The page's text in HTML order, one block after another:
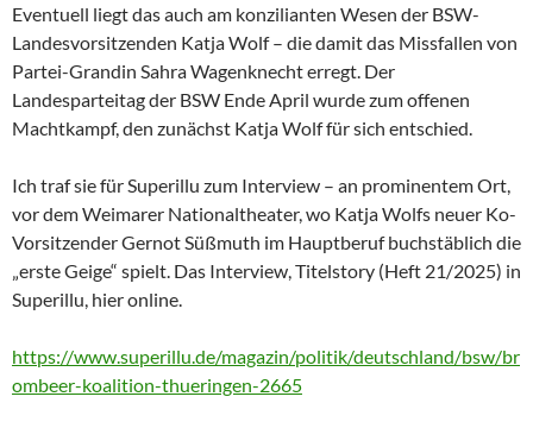
Eventuell liegt das auch am konzilianten Wesen der BSW-
Landesvorsitzenden Katja Wolf – die damit das Missfallen von
Partei-Grandin Sahra Wagenknecht erregt. Der
Landesparteitag der BSW Ende April wurde zum offenen
Machtkampf, den zunächst Katja Wolf für sich entschied.
Ich traf sie für Superillu zum Interview – an prominentem Ort,
vor dem Weimarer Nationaltheater, wo Katja Wolfs neuer Ko-
Vorsitzender Gernot Süßmuth im Hauptberuf buchstäblich die
„erste Geige“ spielt. Das Interview, Titelstory (Heft 21/2025) in
Superillu, hier online.
https://www.superillu.de/magazin/politik/deutschland/bsw/br
ombeer-koalition-thueringen-2665